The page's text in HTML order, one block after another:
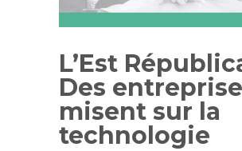
L’Est
Des
misent sur la
technologie